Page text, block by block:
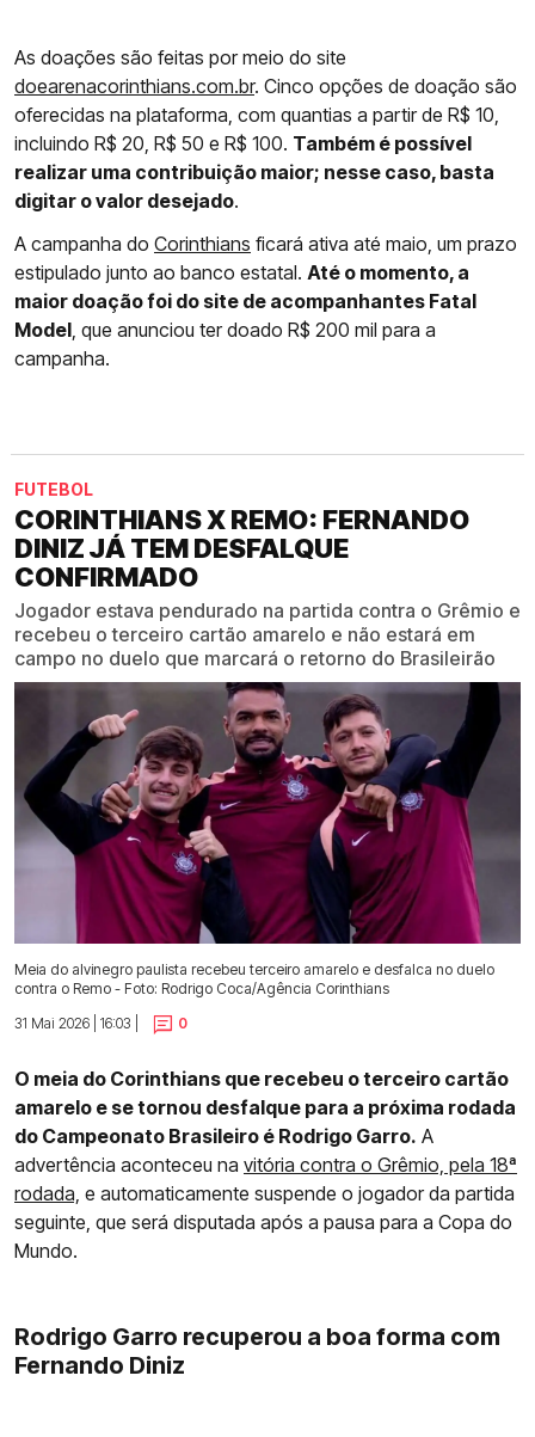
As doações são feitas por meio do site
doearenacorinthians.com.br. Cinco opções de doação são
oferecidas na plataforma, com quantias a partir de R$ 10,
incluindo R$ 20, R$ 50 e R$ 100. Também é possível
realizar uma contribuição maior; nesse caso, basta
digitar o valor desejado.
A campanha do Corinthians ficará ativa até maio, um prazo
estipulado junto ao banco estatal. Até o momento, a
maior doação foi do site de acompanhantes Fatal
Model, que anunciou ter doado R$ 200 mil para a
campanha.
FUTEBOL
CORINTHIANS X REMO: FERNANDO
DINIZ JÁ TEM DESFALQUE
CONFIRMADO
Jogador estava pendurado na partida contra o Grêmio e
recebeu o terceiro cartão amarelo e não estará em
campo no duelo que marcará o retorno do Brasileirão
Meia do alvinegro paulista recebeu terceiro amarelo e desfalca no duelo
contra o Remo - Foto: Rodrigo Coca/Agência Corinthians
31 Mai 2026 | 16:03 |
0
O meia do Corinthians que recebeu o terceiro cartão
amarelo e se tornou desfalque para a próxima rodada
do Campeonato Brasileiro é Rodrigo Garro. A
advertência aconteceu na vitória contra o Grêmio, pela 18ª
rodada, e automaticamente suspende o jogador da partida
seguinte, que será disputada após a pausa para a Copa do
Mundo.
Rodrigo Garro recuperou a boa forma com
Fernando Diniz